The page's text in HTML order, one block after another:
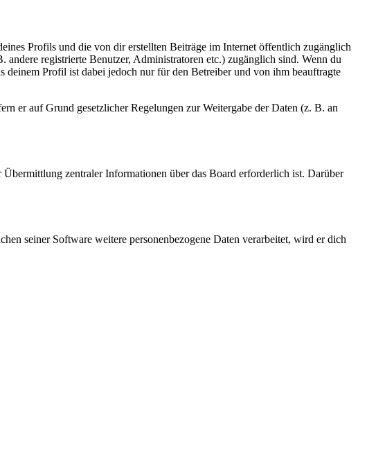
Profils und die von dir erstellten Beiträge im Internet öffentlich zugänglich
registrierte Benutzer, Administratoren etc.) zugänglich sind. Wenn du
deinem Profil ist dabei jedoch nur für den Betreiber und von ihm beauftragte
er auf Grund gesetzlicher Regelungen zur Weitergabe der Daten (z. B. an
zentraler Informationen über das Board erforderlich ist. Darüber
seiner Software weitere personenbezogene Daten verarbeitet, wird er dich